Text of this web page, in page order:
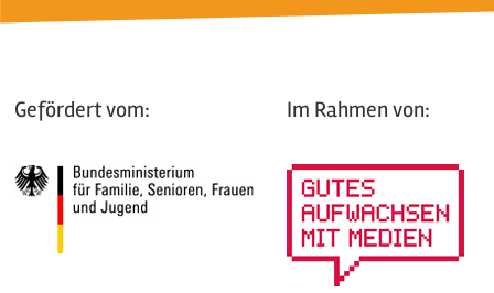
Gefördert vom: Im Rahmen von: